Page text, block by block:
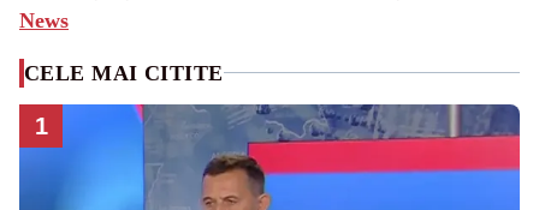
News
CELE MAI CITITE
1